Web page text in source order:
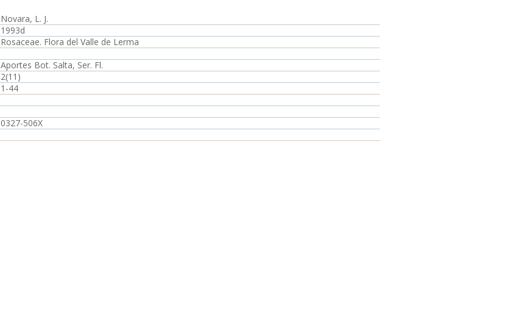
Novara, L. J.
1993d
Rosaceae. Flora del Valle de Lerma
Aportes Bot. Salta, Ser. Fl.
2(11)
1-44
0327-506X